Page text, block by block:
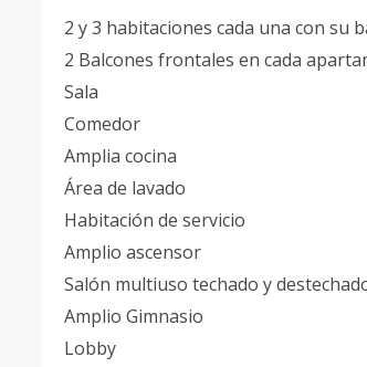
2 y 3 habitaciones cada una con su
2 Balcones frontales en cada
Sala
Comedor
Amplia cocina
Área de lavado
Habitación de servicio
Amplio ascensor
Salón multiuso techado y
Amplio Gimnasio
Lobby